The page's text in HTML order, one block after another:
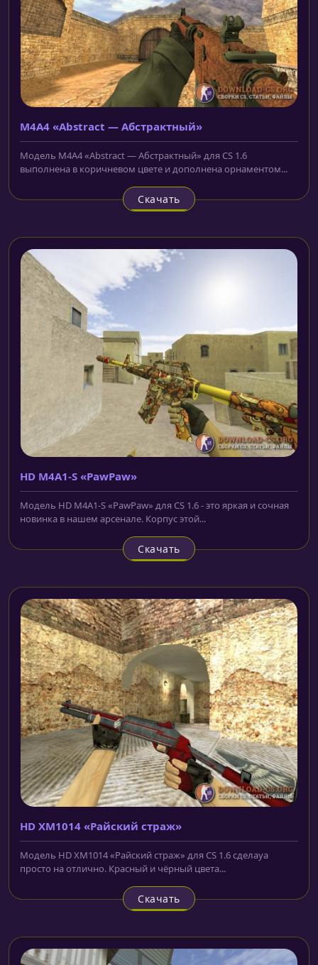
M4A4 «Abstract — Абстрактный»
Модель M4A4 «Abstract — Абстрактный» для CS 1.6
выполнена в коричневом цвете и дополнена орнаментом...
Скачать
HD M4A1-S «PawPaw»
Модель HD M4A1-S «PawPaw» для CS 1.6 - это яркая и сочная
новинка в нашем арсенале. Корпус этой...
Скачать
HD XM1014 «Райский страж»
Модель HD XM1014 «Райский страж» для CS 1.6 сделаyа
просто на отлично. Красный и чëрный цвета...
Скачать